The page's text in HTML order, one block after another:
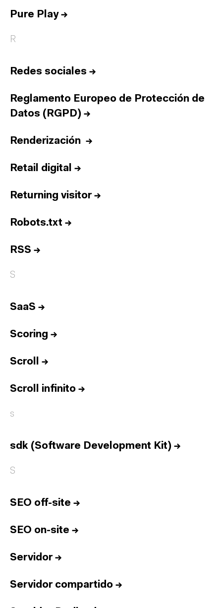
Pure Play→
R
Redes sociales →
Reglamento Europeo de Protección de
Datos (RGPD) →
Renderización →
Retail digital →
Returning visitor→
Robots.txt →
RSS →
S
SaaS →
Scoring →
Scroll →
Scroll infinito →
s
sdk (Software Development Kit) →
S
SEO off-site →
SEO on-site →
Servidor→
Servidor compartido →
Equipo
Talento
Contacto
English
Cultura
Diccionario
Instagram
Youtube 212